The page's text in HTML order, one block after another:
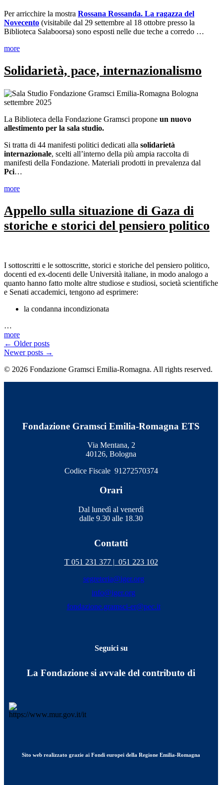
Per arricchire la mostra Rossana Rossanda. La ragazza del
Novecento (visitabile dal 29 settembre al 18 ottobre presso la
Biblioteca Salaboorsa) sono esposti nelle due teche a corredo …
more
Solidarietà, pace, internazionalismo
La Biblioteca della Fondazione Gramsci propone un nuovo
allestimento per la sala studio.
Si tratta di 44 manifesti politici dedicati alla solidarietà
internazionale, scelti all’interno della più ampia raccolta di
manifesti della Fondazione. Materiali prodotti in prevalenza dal
Pci…
more
Appello sulla situazione di Gaza di
storiche e storici del pensiero politico
I sottoscritti e le sottoscritte, storici e storiche del pensiero politico,
docenti ed ex-docenti delle Università italiane, in modo analogo a
quanto hanno fatto molte altre studiose e studiosi, società scientifiche
e Senati accademici, tengono ad esprimere:
la condanna incondizionata
…
more
← Older posts
Newer posts →
© 2026 Fondazione Gramsci Emilia-Romagna. All rights reserved.
Fondazione Gramsci Emilia-Romagna ETS
Via Mentana, 2
40126, Bologna
Codice Fiscale 91272570374
Orari
Dal lunedì al venerdì
dalle 9.30 alle 18.30
Contatti
T 051 231 377 | 051 223 102
segreteria@iger.org
info@iger.org
fondazione.gramsci-er@pec.it
Seguici su
La Fondazione si avvale del contributo di
Sito web realizzato grazie ai Fondi europei della Regione Emilia-Romagna